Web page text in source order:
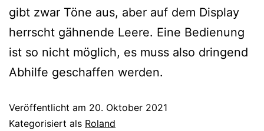
gibt zwar Töne aus, aber auf dem Display
herrscht gähnende Leere. Eine Bedienung
ist so nicht möglich, es muss also dringend
Abhilfe geschaffen werden.
Veröffentlicht am 20. Oktober 2021
Kategorisiert als Roland